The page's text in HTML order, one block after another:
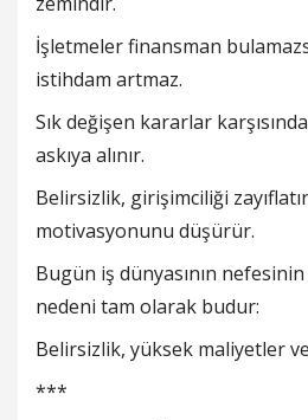
İşletmeler finansman
istihdam artmaz.
Sık değişen kararlar
askıya alınır.
Belirsizlik, girişimciliği
motivasyonunu düşürür.
Bugün iş dünyasının
nedeni tam olarak budur:
Belirsizlik, yüksek maliyetler
***